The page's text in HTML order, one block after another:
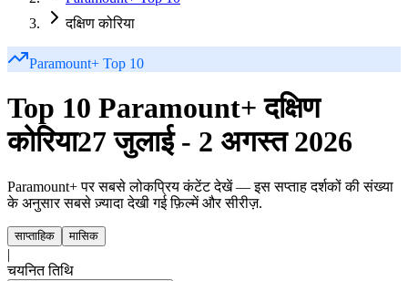
दक्षिण कोरिया
Paramount+ Top 10
Top 10 Paramount+ दक्षिण
कोरिया27 जुलाई - 2 अगस्त 2026
Paramount+ पर सबसे लोकप्रिय कंटेंट देखें — इस सप्ताह दर्शकों की संख्या
के अनुसार सबसे ज़्यादा देखी गई फ़िल्में और सीरीज़.
साप्ताहिक मासिक
|
चयनित तिथि